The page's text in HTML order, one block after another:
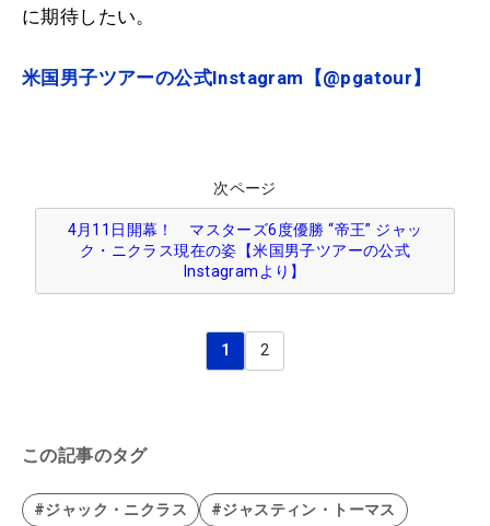
に期待したい。
米国男子ツアーの公式Instagram【@pgatour】
次ページ
4月11日開幕！ マスターズ6度優勝 “帝王” ジャッ
ク・ニクラス現在の姿【米国男子ツアーの公式
Instagramより】
1 2
この記事のタグ
#ジャック・ニクラス #ジャスティン・トーマス